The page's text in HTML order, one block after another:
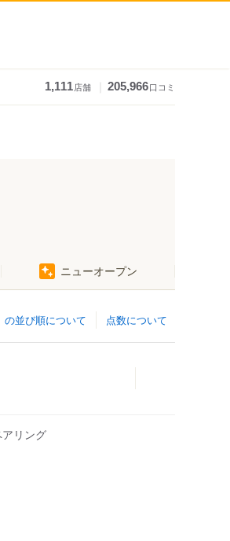
1,111店舗 205,966口コミ
ニューオープン
点数について
の並び順について
リング